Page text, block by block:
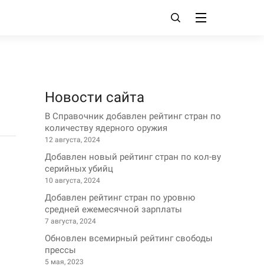
Новости сайта
В Справочник добавлен рейтинг стран по
количеству ядерного оружия
12 августа, 2024
Добавлен новый рейтинг стран по кол-ву
серийных убийц
10 августа, 2024
Добавлен рейтинг стран по уровню
средней ежемесячной зарплаты
7 августа, 2024
Обновлен всемирный рейтинг свободы
прессы
5 мая, 2023